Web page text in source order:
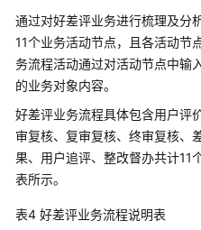
L4
设
计
和
数
据
来
源
性
通过对好差评业务进行梳理及分
11个业务活动节点，且各活动节
务流程活动通过对活动节点中输
的业务对象内容。
好差评业务流程具体包含用户评
审复核、复审复核、终审复核、
果、用户追评、整改督办共计11
表所示。
表4 好差评业务流程说明表